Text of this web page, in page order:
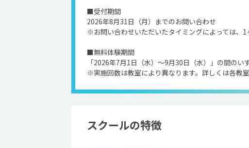
■受付期間
2026年8月31日（月）までのお問い合わせ
※お問い合わせいただいたタイミングによっては、1
■無料体験期間
「2026年7月1日（水）〜9月30日（水）」の間のい
※実施回数は教室により異なります。詳しくは各教
スクールの特徴